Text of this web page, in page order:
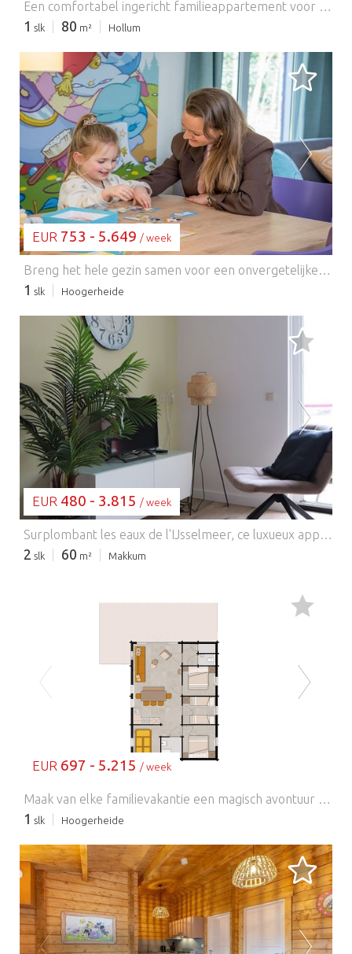
Een comfortabel ingericht familieappartement voor 4 tot 6 personen in Amelander Kap, Hollum. Het appartement beschikt over een ruime woonkamer met een comfortabele slaapbank. Er is een open keuken met een elektrische kookplaat, koelkast, combimagnetron/oven, waterkoker, Senseo-koffiezetapparaat en een gewoon koffiezetapparaat. Op de begane grond vindt u twee slaapkamers en de badkamer. De hoofdslaapkamer heeft twee boxspringbedden en de tweede slaapkamer heeft twee eenpersoonsbedden. De badkamer is voorzien van een toilet, douche, bad en wastafel. Schuifdeuren geven toegang tot een zeer zonnig terras met een prachtig uitzicht op het omliggende groen.
1 slk 80 m² Hollum
BEZIG MET LADEN...
EUR 753 - 5.649 / week
Breng het hele gezin samen voor een onvergetelijke vakantie in deze ruime vakantievilla, zorgvuldig ontworpen voor maximaal zeven gasten. Omgeven door een rustig bos, biedt dit uitnodigende toevluchtsoord de perfecte omgeving om te ontspannen, tot rust te komen en te genieten van de natuur. De lichte, open woonkamer is ontworpen om samen te zijn, met comfortabele zitjes waar iedereen kan ontspannen na een dag vol avontuur. Een volledig uitgeruste moderne keuken maakt het bereiden van favoriete familiemaaltijden een fluitje van een cent, terwijl de royale eetruimte perfect is voor alles, van een ontspannen ontbijt tot een feestelijk diner. Met meerdere goed ingerichte slaapkamers biedt de villa flexibele accommodatie voor gezinnen of groepen vrienden, zodat iedereen kan genieten van zijn eigen comfortabele ruimte om op te laden. Moderne badkamers, stijlvolle interieurs, gratis wifi, verwarming en privéparkeergelegenheid bieden alle gemakken voor een zorgeloos verblijf, of u nu een korte of een langere vakantie plant. Buiten biedt het privéterras een heerlijke plek om te genieten van de omringende natuur. Ontbijt in de frisse ochtendlucht, breng zonnige middagen ontspannen door met een boek of kom samen voor een diner in de buitenlucht aan het einde van de dag. Gasten kunnen ook gebruikmaken van een breed scala aan gezinsvriendelijke faciliteiten, waaronder zwembaden, speeltuinen, sportvelden en recreatieve activiteiten, waardoor er tijdens het hele verblijf vermaak is voor gasten van alle leeftijden. Deze vakantievilla is perfect gelegen om schilderachtige bossen, fietsroutes, nabijgelegen stranden en charmante dorpjes te verkennen en combineert ruim wonen met een uitstekende locatie voor buitenavonturen. Of u nu onvergetelijke herinneringen creëert met het gezin of gewoon even ontsnapt aan de hectiek van alledag, dit gastvrije toevluchtsoord biedt alles wat u nodig heeft voor een ontspannen en plezierige vakantie in de natuur. Extra services, zoals handdoekensets en keukendoeken, zijn beschikbaar tegen een toeslag en kunnen rechtstreeks bij de accommodatie worden geboekt.
1 slk Hoogerheide
BEZIG MET LADEN...
EUR 480 - 3.815 / week
Surplombant les eaux de l'IJsselmeer, ce luxueux appartement de 60 m² offre un séjour côtier raffiné où confort, espace et emplacement se conjuguent harmonieusement. Situé au sein de la résidence d'État Zuiderzee, au Beach Resort Makkum, il bénéficie d'une atmosphère paisible et d'un accès facile à la plage et aux commodités environnantes. Conçu pour accueillir jusqu'à quatre personnes, l'appartement comprend deux chambres et un agencement bien pensé, idéal pour les couples, les familles ou les groupes d'amis. L'intérieur se compose d'un salon/salle à manger lumineux avec des sièges confortables, une télévision et une table à manger, créant un espace convivial propice à la détente. Une cuisine ouverte entièrement équipée avec les appareils électroménagers essentiels facilite la préparation des repas, tandis que la salle de bain moderne avec baignoire et douche contribue au confort général. Un balcon privé prolonge l'espace de vie vers l'extérieur, offrant un lieu agréable pour se détendre tout en admirant la vue sur l'IJsselmeer. L'agencement et l'orientation de l'appartement créent une sensation d'ouverture, permettant de passer facilement du confort intérieur aux moments de détente en plein air. Le Wi-Fi, le chauffage et un parking sur place sont disponibles, garantissant un confort optimal tout au long de l'année. Au sein du Beach Resort Makkum, les clients profitent d'un accès aux plages de sable fin, à une promenade animée, à des restaurants et à un large éventail d'activités nautiques et de plein air, pour des vacances réussies. Grâce à sa vue sur le lac, son agencement pratique et son accès direct au complexe, cet appartement constitue un pied-à-terre confortable et idéalement situé pour un séjour relaxant au bord de l'IJsselmeer.
2 slk 60 m² Makkum
BEZIG MET LADEN...
EUR 697 - 5.215 / week
Maak van elke familievakantie een magisch avontuur in deze vrolijke vakantiewoning, speciaal ontworpen voor maximaal 5 personen. Gelegen op een rustige plek aan de rand van het resort, biedt het de perfecte combinatie van ontspanning en avontuur, met het zwembad, restaurant en familieattracties op loopafstand. Geïnspireerd door een speels bosachtig thema, is de vakantiewoning ontworpen om de kleintjes te vermaken en ouders voldoende ruimte te geven om te ontspannen. De lichte, open woonkamer is perfect om samen tijd door te brengen, terwijl de volledig uitgeruste keuken het bereiden van maaltijden voor het hele gezin een fluitje van een cent maakt. Een aparte speelkamer biedt kinderen hun eigen spannende ruimte om te fantaseren, spelen en ontdekken, waardoor regenachtige dagen net zo leuk zijn als zonnige. Drie comfortabele slaapkamers met luxe Swiss Sense-bedden zorgen ervoor dat iedereen een goede nachtrust heeft, terwijl de moderne badkamer en het aparte toilet extra gemak bieden voor drukke ochtenden met het gezin. Buiten biedt het afgesloten terras een veilige plek waar kinderen veilig kunnen spelen terwijl volwassenen ontspannen met een kopje koffie of buiten dineren. De lodge is uitzonderlijk goed uitgerust voor jonge gezinnen en biedt een babybedje, kinderstoel, bedhekje, kindvriendelijk servies en bestek, opstapje, toiletbrilverkleiner, kinderspel, veilige stopcontacten en een omheinde buitenruimte. Uw verblijf is inclusief onbeperkte toegang tot het avonturenpark tijdens de openingstijden, toegang tot het binnenzwembad, familie-entertainment, gratis wifi, opgemaakte bedden bij aankomst, eindschoonmaak en parkeergelegenheid voor twee auto's. Of u nu spettert in het zwembad, de speeltuinen verkent of samen speciale momenten beleeft, deze gastvrije lodge biedt alles wat nodig is voor een leuke vakantie waar kinderen en ouders onvergetelijke herinneringen kunnen creëren. Extra services, zoals handdoekensets en keukendoeken, zijn beschikbaar tegen een toeslag en kunnen rechtstreeks bij de accommodatie worden geboekt.
1 slk Hoogerheide
BEZIG MET LADEN...